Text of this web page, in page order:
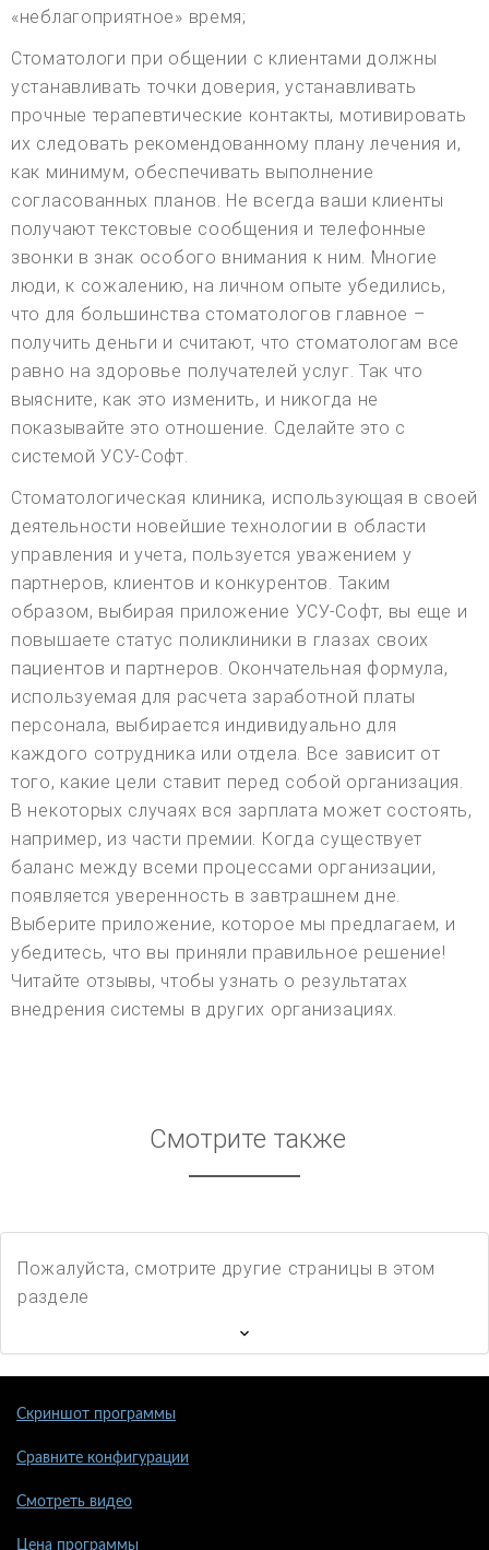
«неблагоприятное» время;
Стоматологи при общении с клиентами должны
устанавливать точки доверия, устанавливать
прочные терапевтические контакты, мотивировать
их следовать рекомендованному плану лечения и,
как минимум, обеспечивать выполнение
согласованных планов. Не всегда ваши клиенты
получают текстовые сообщения и телефонные
звонки в знак особого внимания к ним. Многие
люди, к сожалению, на личном опыте убедились,
что для большинства стоматологов главное –
получить деньги и считают, что стоматологам все
равно на здоровье получателей услуг. Так что
выясните, как это изменить, и никогда не
показывайте это отношение. Сделайте это с
системой УСУ-Софт.
Стоматологическая клиника, использующая в своей
деятельности новейшие технологии в области
управления и учета, пользуется уважением у
партнеров, клиентов и конкурентов. Таким
образом, выбирая приложение УСУ-Софт, вы еще и
повышаете статус поликлиники в глазах своих
пациентов и партнеров. Окончательная формула,
используемая для расчета заработной платы
персонала, выбирается индивидуально для
каждого сотрудника или отдела. Все зависит от
того, какие цели ставит перед собой организация.
В некоторых случаях вся зарплата может состоять,
например, из части премии. Когда существует
баланс между всеми процессами организации,
появляется уверенность в завтрашнем дне.
Выберите приложение, которое мы предлагаем, и
убедитесь, что вы приняли правильное решение!
Читайте отзывы, чтобы узнать о результатах
внедрения системы в других организациях.
Смотрите также
Пожалуйста, смотрите другие страницы в этом
разделе
Скриншот программы
Сравните конфигурации
Смотреть видео
Цена программы